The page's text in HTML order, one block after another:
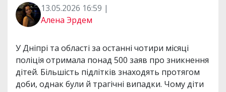
13.05.2026 16:59 |
Алена Эрдем
У Дніпрі та області за останні чотири місяці
поліція отримала понад 500 заяв про зникнення
дітей. Більшість підлітків знаходять протягом
доби, однак були й трагічні випадки. Чому діти